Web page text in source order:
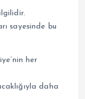
sayesinde bu
her
daha